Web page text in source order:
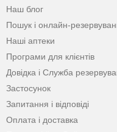
Наш блог
Пошук і онлайн-
Наші аптеки
Програми для клієнтів
Довідка і Служба
Застосунок
Запитання і відповіді
Оплата і доставка